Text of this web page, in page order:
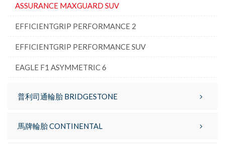
ASSURANCE MAXGUARD SUV
EFFICIENTGRIP PERFORMANCE 2
EFFICIENTGRIP PERFORMANCE SUV
EAGLE F1 ASYMMETRIC 6
普利司通輪胎 BRIDGESTONE
馬牌輪胎 CONTINENTAL